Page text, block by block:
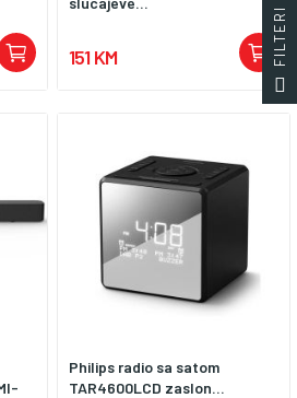
151 KM
Philips radio sa satom
TAR4600LCD zaslon...